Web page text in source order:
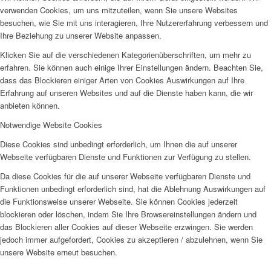
verwenden Cookies, um uns mitzuteilen, wenn Sie unsere Websites
besuchen, wie Sie mit uns interagieren, Ihre Nutzererfahrung verbessern und
Ihre Beziehung zu unserer Website anpassen.
Klicken Sie auf die verschiedenen Kategorienüberschriften, um mehr zu
erfahren. Sie können auch einige Ihrer Einstellungen ändern. Beachten Sie,
dass das Blockieren einiger Arten von Cookies Auswirkungen auf Ihre
Erfahrung auf unseren Websites und auf die Dienste haben kann, die wir
anbieten können.
Notwendige Website Cookies
Diese Cookies sind unbedingt erforderlich, um Ihnen die auf unserer
Webseite verfügbaren Dienste und Funktionen zur Verfügung zu stellen.
Da diese Cookies für die auf unserer Webseite verfügbaren Dienste und
Funktionen unbedingt erforderlich sind, hat die Ablehnung Auswirkungen auf
die Funktionsweise unserer Webseite. Sie können Cookies jederzeit
blockieren oder löschen, indem Sie Ihre Browsereinstellungen ändern und
das Blockieren aller Cookies auf dieser Webseite erzwingen. Sie werden
jedoch immer aufgefordert, Cookies zu akzeptieren / abzulehnen, wenn Sie
unsere Website erneut besuchen.